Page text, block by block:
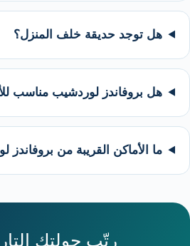
هل توجد حديقة خلف المنزل؟
هل بروفاندز لوردشيب مناسب
ما الأماكن القريبة من بروفاندز
رتّب جولتك